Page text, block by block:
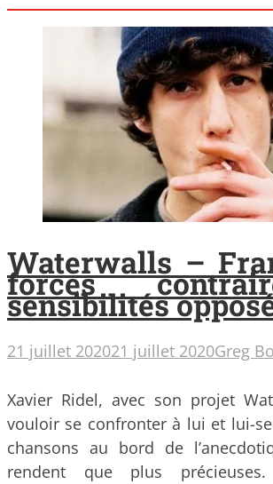
Waterwalls –
forces
sensibilités
21 juillet 202021 juillet 2020Greg
Xavier Ridel, avec son projet
vouloir se confronter à lui et lui-
chansons au bord de
rendent que plus